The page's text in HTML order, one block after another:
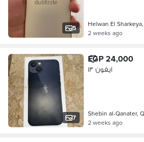
5
Helwan El
2 weeks ago
7
EGP 24,000
ايفون ١٣
Shebin al-Qanater,
2 weeks ago